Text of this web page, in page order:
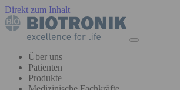
Direkt zum Inhalt
Über uns
Patienten
Produkte